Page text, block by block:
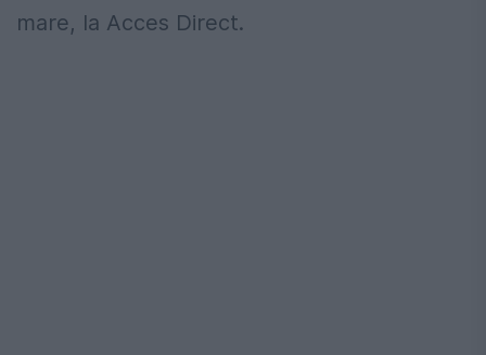
mare, la Acces Direct.